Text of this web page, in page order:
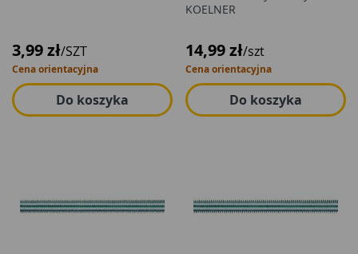
3,99 zł/SZT
Cena orientacyjna
Do koszyka
KOELNER
14,99 zł/szt
Cena orientacyjna
Do koszyka